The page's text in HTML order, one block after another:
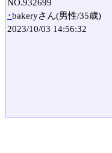
NO.932699
･bakeryさん(男性/35歳)
2023/10/03 14:56:32